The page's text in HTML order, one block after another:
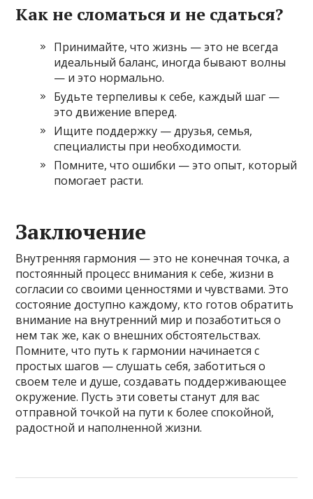
Как не сломаться и не сдаться?
Принимайте, что жизнь — это не всегда
идеальный баланс, иногда бывают волны
— и это нормально.
Будьте терпеливы к себе, каждый шаг —
это движение вперед.
Ищите поддержку — друзья, семья,
специалисты при необходимости.
Помните, что ошибки — это опыт, который
помогает расти.
Заключение
Внутренняя гармония — это не конечная точка, а
постоянный процесс внимания к себе, жизни в
согласии со своими ценностями и чувствами. Это
состояние доступно каждому, кто готов обратить
внимание на внутренний мир и позаботиться о
нем так же, как о внешних обстоятельствах.
Помните, что путь к гармонии начинается с
простых шагов — слушать себя, заботиться о
своем теле и душе, создавать поддерживающее
окружение. Пусть эти советы станут для вас
отправной точкой на пути к более спокойной,
радостной и наполненной жизни.